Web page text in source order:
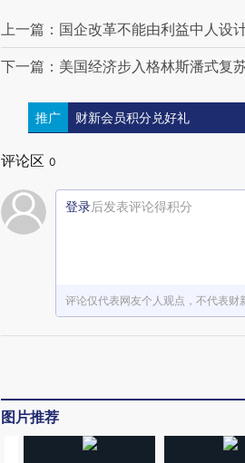
上一篇：国企改革不能由利益中人设
下一篇：美国经济步入格林斯潘式复
推广 财新会员积分兑好礼
评论区 0
登录后发表评论得积分
评论仅代表网友个人观点，不代表财
图片推荐